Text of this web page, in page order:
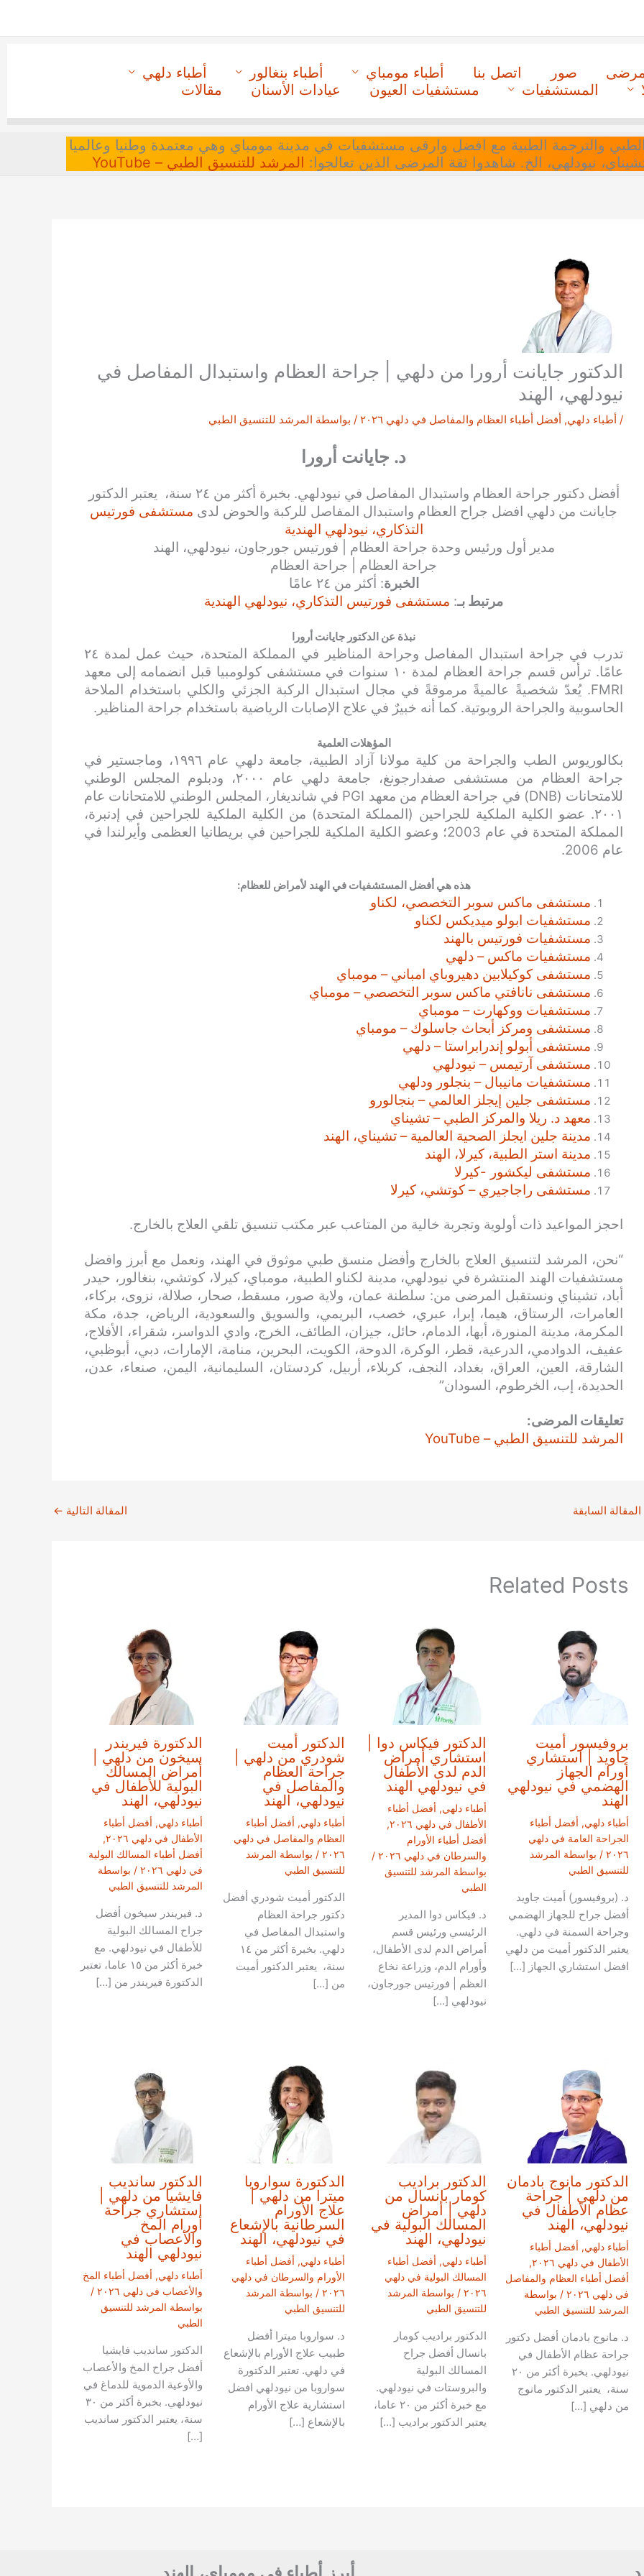
صور اتصل بنا أطباء مومباي أطباء بنغالور
أطباء دلهي
المستشفيات مستشفيات العيون عيادات الأسنان مقالات
الطبي والترجمة الطبية مع افضل وارقى مستشفيات في مدينة مومباي وهي معتمدة وطنيا وعالميا
تشيناي، نيودلهي، الخ. شاهدوا ثقة المرضى الذين تعالجوا: المرشد للتنسيق الطبي – YouTube
الدكتور جايانت أرورا من دلهي | جراحة العظام واستبدال المفاصل في
نيودلهي، الهند
/ أطباء دلهي, أفضل أطباء العظام والمفاصل في دلهي ٢٠٢٦ / بواسطة المرشد للتنسيق الطبي
د. جايانت أرورا
أفضل دكتور جراحة العظام واستبدال المفاصل في نيودلهي. بخبرة أكثر من ٢٤ سنة، يعتبر الدكتور
جايانت من دلهي افضل جراح العظام واستبدال المفاصل للركبة والحوض لدى مستشفى فورتيس
التذكاري، نيودلهي الهندية
مدير أول ورئيس وحدة جراحة العظام | فورتيس جورجاون، نيودلهي، الهند
جراحة العظام | جراحة العظام
الخبرة: أكثر من ٢٤ عامًا
مرتبط بـ: مستشفى فورتيس التذكاري، نيودلهي الهندية
نبذة عن الدكتور جايانت أرورا
تدرب في جراحة استبدال المفاصل وجراحة المناظير في المملكة المتحدة، حيث عمل لمدة ٢٤
عامًا. ترأس قسم جراحة العظام لمدة ١٠ سنوات في مستشفى كولومبيا قبل انضمامه إلى معهد
FMRI. يُعدّ شخصيةً عالميةً مرموقةً في مجال استبدال الركبة الجزئي والكلي باستخدام الملاحة
الحاسوبية والجراحة الروبوتية. كما أنه خبيرٌ في علاج الإصابات الرياضية باستخدام جراحة المناظير.
المؤهلات العلمية
بكالوريوس الطب والجراحة من كلية مولانا آزاد الطبية، جامعة دلهي عام ١٩٩٦، وماجستير في
جراحة العظام من مستشفى صفدارجونغ، جامعة دلهي عام ٢٠٠٠، ودبلوم المجلس الوطني
للامتحانات (DNB) في جراحة العظام من معهد PGI في شانديغار، المجلس الوطني للامتحانات عام
٢٠٠١. عضو الكلية الملكية للجراحين (المملكة المتحدة) من الكلية الملكية للجراحين في إدنبرة،
المملكة المتحدة في عام 2003؛ وعضو الكلية الملكية للجراحين في بريطانيا العظمى وأيرلندا في
عام 2006.
هذه هي أفضل المستشفيات في الهند لأمراض للعظام:
مستشفى ماكس سوبر التخصصي، لكناو
مستشفيات ابولو ميديكس لكناو
مستشفيات فورتيس بالهند
مستشفيات ماكس – دلهي
مستشفى كوكيلابين دهيروباي امباني – مومباي
مستشفى نانافتي ماكس سوبر التخصصي – مومباي
مستشفيات ووكهارت – مومباي
مستشفى ومركز أبحاث جاسلوك – مومباي
مستشفى أبولو إندرابراستا – دلهي
مستشفى آرتيمس – نيودلهي
مستشفيات مانيبال – بنجلور ودلهي
مستشفى جلين إيجلز العالمي – بنجالورو
معهد د. ريلا والمركز الطبي – تشيناي
مدينة جلين ايجلز الصحية العالمية – تشيناي، الهند
مدينة استر الطبية، كيرلا، الهند
مستشفى ليكشور -كيرلا
مستشفى راجاجيري – كوتشي، كيرلا
احجز المواعيد ذات أولوية وتجربة خالية من المتاعب عبر مكتب تنسيق تلقي العلاج بالخارج.
“نحن، المرشد لتنسيق العلاج بالخارج وأفضل منسق طبي موثوق في الهند، ونعمل مع أبرز وافضل
مستشفيات الهند المنتشرة في نيودلهي، مدينة لكناو الطبية، مومباي، كيرلا، كوتشي، بنغالور، حيدر
أباد، تشيناي ونستقبل المرضى من: سلطنة عمان، ولاية صور، مسقط، صحار، صلالة، نزوى، بركاء،
العامرات، الرستاق، هيما، إبرا، عبري، خصب، البريمي، والسويق والسعودية، الرياض، جدة، مكة
المكرمة، مدينة المنورة، أبها، الدمام، حائل، جيزان، الطائف، الخرج، وادي الدواسر، شقراء، الأفلاج،
عفيف، الدوادمي، الدرعية، قطر، الوكرة، الدوحة، الكويت، البحرين، منامة، الإمارات، دبي، أبوظبي،
الشارقة، العين، العراق، بغداد، النجف، كربلاء، أربيل، كردستان، السليمانية، اليمن، صنعاء، عدن،
الحديدة، إب، الخرطوم، السودان”
تعليقات المرضى:
المرشد للتنسيق الطبي – YouTube
المقالة السابقة المقالة التالية ←
Related Posts
بروفيسور أميت
جاويد | استشاري
أورام الجهاز
الهضمي في نيودلهي
الهند
أطباء دلهي, أفضل أطباء
الجراحة العامة في دلهي
٢٠٢٦ / بواسطة المرشد
للتنسيق الطبي
د. (بروفيسور) أميت جاويد
أفضل جراح للجهاز الهضمي
وجراحة السمنة في دلهي.
يعتبر الدكتور أميت من دلهي
افضل استشاري الجهاز […]
الدكتور فيكاس دوا |
استشاري أمراض
الدم لدى الأطفال
في نيودلهي الهند
أطباء دلهي, أفضل أطباء
الأطفال في دلهي ٢٠٢٦
,
أفضل أطباء الأورام
والسرطان في دلهي ٢٠٢٦
/
بواسطة المرشد للتنسيق
الطبي
د. فيكاس دوا المدير
الرئيسي ورئيس قسم
أمراض الدم لدى الأطفال،
وأورام الدم، وزراعة نخاع
العظم | فورتيس جورجاون،
نيودلهي […]
الدكتور أميت
شودري من دلهي |
جراحة العظام
والمفاصل في
نيودلهي، الهند
أطباء دلهي, أفضل أطباء
العظام والمفاصل في دلهي
٢٠٢٦ / بواسطة المرشد
للتنسيق الطبي
الدكتور أميت شودري أفضل
دكتور جراحة العظام
واستبدال المفاصل في
دلهي. بخبرة أكثر من ١٤
سنة، يعتبر الدكتور أميت
من […]
الدكتورة فيريندر
سيخون من دلهي |
أمراض المسالك
البولية للأطفال في
نيودلهي، الهند
أطباء دلهي, أفضل أطباء
الأطفال في دلهي ٢٠٢٦
,
أفضل أطباء المسالك البولية
في دلهي ٢٠٢٦
/ بواسطة
المرشد للتنسيق الطبي
د. فيريندر سيخون أفضل
جراح المسالك البولية
للأطفال في نيودلهي. مع
خبرة أكثر من ١٥ عاما، تعتبر
الدكتورة فيريندر من […]
الدكتور مانوج بادمان
من دلهي | جراحة
عظام الأطفال في
نيودلهي، الهند
أطباء دلهي, أفضل أطباء
الأطفال في دلهي ٢٠٢٦
,
أفضل أطباء العظام والمفاصل
في دلهي ٢٠٢٦
/ بواسطة
المرشد للتنسيق الطبي
د. مانوج بادمان أفضل دكتور
جراحة عظام الأطفال في
نيودلهي. بخبرة أكثر من ٢٠
سنة، يعتبر الدكتور مانوج
من دلهي […]
الدكتور براديب
كومار بانسال من
دلهي | أمراض
المسالك البولية في
نيودلهي، الهند
أطباء دلهي, أفضل أطباء
المسالك البولية في دلهي
٢٠٢٦ / بواسطة المرشد
للتنسيق الطبي
الدكتور براديب كومار
بانسال أفضل جراح
المسالك البولية
والبروستات في نيودلهي.
مع خبرة أكثر من ٢٠ عاما،
يعتبر الدكتور براديب […]
الدكتورة سواروبا
ميترا من دلهي |
علاج الأورام
السرطانية بالإشعاع
في نيودلهي، الهند
أطباء دلهي, أفضل أطباء
الأورام والسرطان في دلهي
٢٠٢٦ / بواسطة المرشد
للتنسيق الطبي
د. سواروبا ميترا أفضل
طبيب علاج الأورام بالإشعاع
في دلهي. تعتبر الدكتورة
سواروبا من نيودلهي افضل
استشارية علاج الأورام
بالإشعاع […]
الدكتور سانديب
فايشيا من دلهي |
استشاري جراحة
أورام المخ
والأعصاب في
نيودلهي الهند
أطباء دلهي, أفضل أطباء المخ
والأعصاب في دلهي ٢٠٢٦
/
بواسطة المرشد للتنسيق
الطبي
الدكتور سانديب فايشيا
أفضل جراح المخ والأعصاب
والأوعية الدموية للدماغ في
نيودلهي. بخبرة أكثر من ٣٠
سنة، يعتبر الدكتور سانديب
[…]